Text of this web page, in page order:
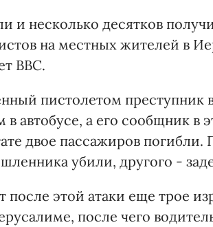
и несколько десятков
на местных жителей в
ВВС.
пистолетом преступник
в автобусе, а его сообщник в
двое пассажиров погибли.
убили, другого -
после этой атаки еще трое
после чего